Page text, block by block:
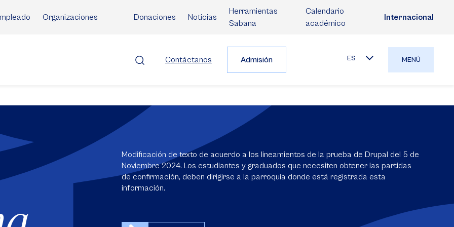
Organizaciones Donaciones Noticias
Herramientas
Sabana
Calendario
académico
Internacional
Contáctanos Admisión ES MENÚ
Modificación de texto de acuerdo a los lineamientos de la prueba de Drupal del 5 de
Noviembre 2024. Los estudiantes y graduados que necesiten obtener las partidas
de confirmación, deben dirigirse a la parroquia donde está registrada esta
información.